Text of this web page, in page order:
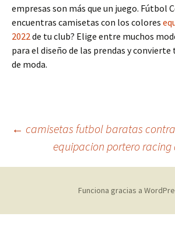
empresas son más que un juego. Fútbol
encuentras camisetas con los colores
2022de tu club? Elige entre muchos
para el diseño de las prendas y convierte
de moda.
Navegación
de
entradas
← camisetas futbol baratas
equipacion portero
Funciona gracias a